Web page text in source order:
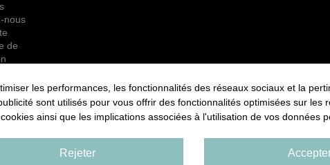
nous
de
NOUS ÉGALEMENT SUR LES
SOCIAUX :
les performances, les fonctionnalités des réseaux sociaux et la
sont utilisés pour vous offrir des fonctionnalités optimisées sur les
ainsi que les implications associées à l'utilisation de vos données
Rejeter